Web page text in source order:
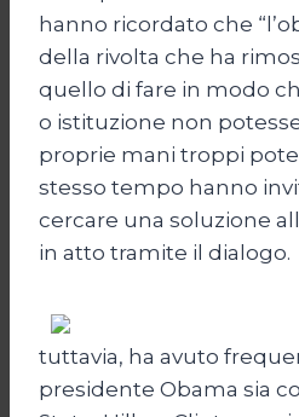
hanno ricordato che
della rivolta che ha
quello di fare in modo
o istituzione non
proprie mani troppi
stesso tempo hanno
cercare una soluzione
in atto tramite il dialogo.
tuttavia, ha avuto
presidente Obama sia